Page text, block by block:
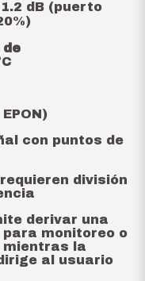
dB (puerto
de
con puntos de
división
derivar una
para monitoreo o
mientras la
al usuario